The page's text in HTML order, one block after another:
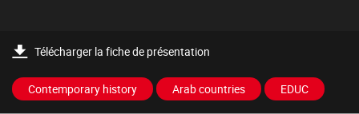
Télécharger la fiche de présentation
Contemporary history Arab countries EDUC